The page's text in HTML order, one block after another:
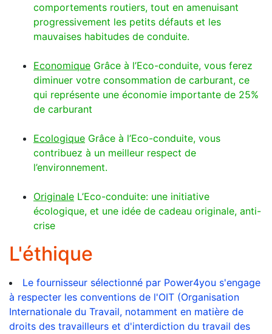
comportements routiers, tout en amenuisant
progressivement les petits défauts et les
mauvaises habitudes de conduite.
Economique Grâce à l’Eco-conduite, vous ferez
diminuer votre consommation de carburant, ce
qui représente une économie importante de 25%
de carburant
Ecologique Grâce à l’Eco-conduite, vous
contribuez à un meilleur respect de
l’environnement.
Originale L’Eco-conduite: une initiative
écologique, et une idée de cadeau originale, anti-
crise
L'éthique
Le fournisseur sélectionné par Power4you s'engage
à respecter les conventions de l'OIT (Organisation
Internationale du Travail, notamment en matière de
droits des travailleurs et d'interdiction du travail des